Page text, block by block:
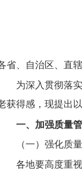
省、自治区、直
为深入贯彻落
获得感，现提出
一、加强质量
（一）强化质
各地要高度重